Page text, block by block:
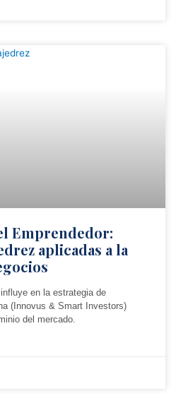
Emprendedor:
aplicadas a la
en la estrategia de
(Innovus & Smart Investors)
del mercado.